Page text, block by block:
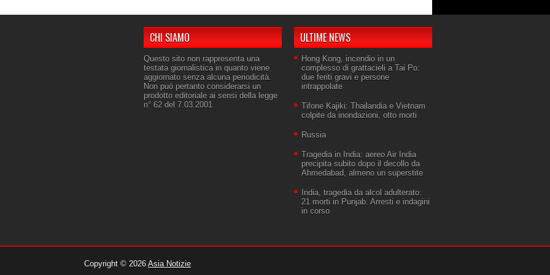
CHI SIAMO
Questo sito non rappresenta una
testata giornalistica in quanto viene
aggiornato senza alcuna periodicità.
Non può pertanto considerarsi un
prodotto editoriale ai sensi della legge
n° 62 del 7.03.2001
ULTIME NEWS
Hong Kong, incendio in un
complesso di grattacieli a Tai Po:
due feriti gravi e persone
intrappolate
Tifone Kajiki: Thailandia e Vietnam
colpite da inondazioni, otto morti
Russia
Tragedia in India: aereo Air India
precipita subito dopo il decollo da
Ahmedabad, almeno un superstite
India, tragedia da alcol adulterato:
21 morti in Punjab. Arresti e indagini
in corso
Copyright © 2026 Asia Notizie